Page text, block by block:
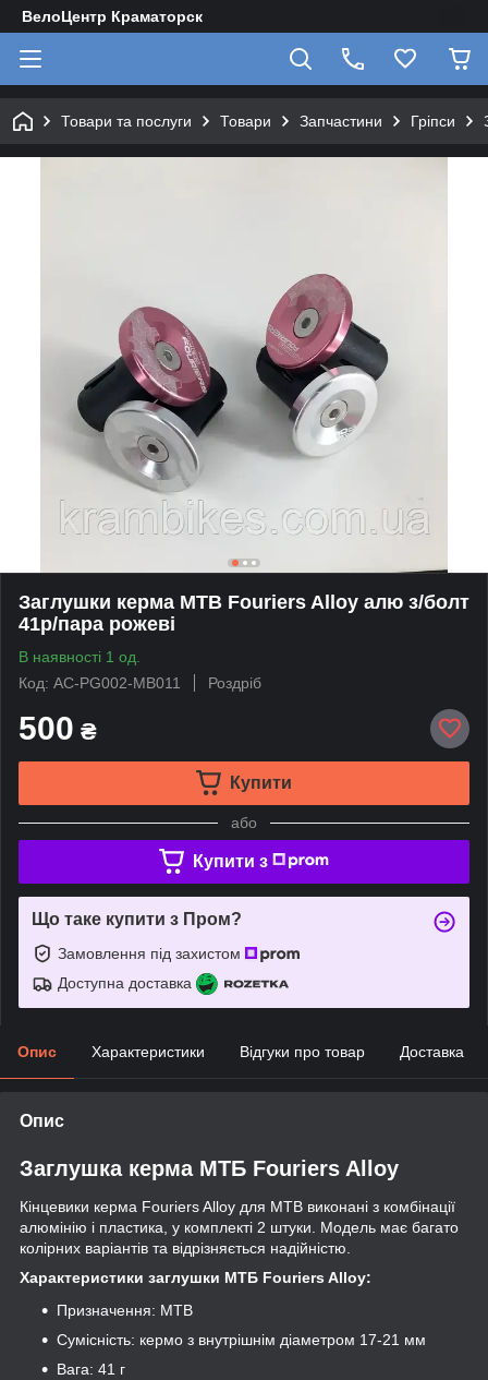
ВелоЦентр Краматорск
Товари та послуги Товари Запчастини Гріпси
Заглушки керма MTB Fouriers Alloy алю з/болт
41р/пара рожеві
В наявності 1 од.
Код: AC-PG002-MB011
Роздріб
500 ₴
Купити
або
Купити з
Що таке купити з Пром?
Замовлення під захистом
Доступна доставка
Опис Характеристики Відгуки про товар Доставка
Опис
Заглушка керма МТБ Fouriers Alloy
Кінцевики керма Fouriers Alloy для MTB виконані з комбінації
алюмінію і пластика, у комплекті 2 штуки. Модель має багато
колірних варіантів та відрізняється надійністю.
Характеристики заглушки МТБ Fouriers Alloy:
Призначення: MTB
Сумісність: кермо з внутрішнім діаметром 17-21 мм
Вага: 41 г